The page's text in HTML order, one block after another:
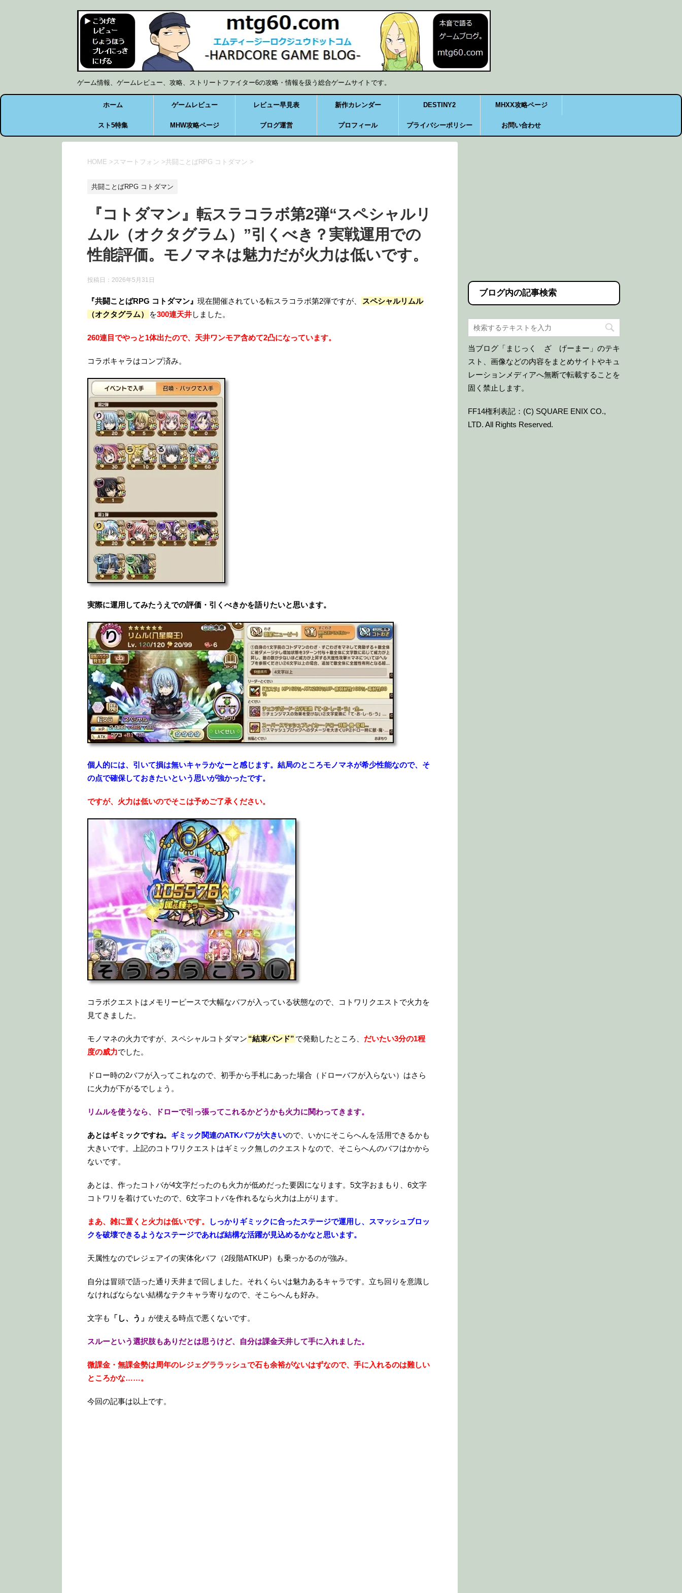
ゲーム情報、ゲームレビュー、攻略、ストリートファイター6の攻略・情報を扱う総合ゲームサイトです。
ホーム ゲームレビュー レビュー早見表 新作カレンダー DESTINY2 MHXX攻略ページ
スト5特集 MHW攻略ページ ブログ運営 プロフィール プライバシーポリシー お問い合わせ
HOME > スマートフォン >共闘ことばRPG コトダマン >
共闘ことばRPG コトダマン
『コトダマン』転スラコラボ第2弾“スペシャルリ
ムル（オクタグラム）”引くべき？実戦運用での
性能評価。モノマネは魅力だが火力は低いです。
投稿日： 2026年5月31日
『共闘ことばRPG コトダマン』 現在開催されている転スラコラボ第2弾ですが、
スペシャルリムル
（オクタグラム）
を300連天井しました。
260連目でやっと1体出たので、天井ワンモア含めて2凸になっています。
コラボキャラはコンプ済み。
実際に運用してみたうえでの評価・引くべきかを語りたいと思います。
個人的には、引いて損は無いキャラかなーと感じます。結局のところモノマネが希少性能なので、そ
の点で確保しておきたいという思いが強かったです。
ですが、火力は低いのでそこは予めご了承ください。
コラボクエストはメモリーピースで大幅なバフが入っている状態なので、コトワリクエストで火力を
見てきました。
モノマネの火力ですが、スペシャルコトダマン “結束バンド” で発動したところ、 だいたい3分の1程
度の威力でした。
ドロー時の2バフが入ってこれなので、初手から手札にあった場合（ドローバフが入らない）はさら
に火力が下がるでしょう。
リムルを使うなら、ドローで引っ張ってこれるかどうかも火力に関わってきます。
あとはギミックですね。 ギミック関連のATKバフが大きいので、いかにそこらへんを活用できるかも
大きいです。上記のコトワリクエストはギミック無しのクエストなので、そこらへんのバフはかから
ないです。
あとは、作ったコトバが4文字だったのも火力が低めだった要因になります。5文字おまもり、6文字
コトワリを着けていたので、6文字コトバを作れるなら火力は上がります。
まあ、雑に置くと火力は低いです。
しっかりギミックに合ったステージで運用し、スマッシュブロッ
クを破壊できるようなステージであれば結構な活躍が見込めるかなと思います。
天属性なのでレジェアイの実体化バフ（2段階ATKUP）も乗っかるのが強み。
自分は冒頭で語った通り天井まで回しました。それくらいは魅力あるキャラです。立ち回りを意識し
なければならない結構なテクキャラ寄りなので、そこらへんも好み。
文字も 「し、う」 が使える時点で悪くないです。
スルーという選択肢もありだとは思うけど、自分は課金天井して手に入れました。
微課金・無課金勢は周年のレジェグララッシュで石も余裕がないはずなので、手に入れるのは難しい
ところかな……。
今回の記事は以上です。
ブログ内の記事検索
当ブログ「まじっく ざ げーまー」のテキ
スト、画像などの内容をまとめサイトやキュ
レーションメディアへ無断で転載することを
固く禁止します。
FF14権利表記：(C) SQUARE ENIX CO.,
LTD. All Rights Reserved.